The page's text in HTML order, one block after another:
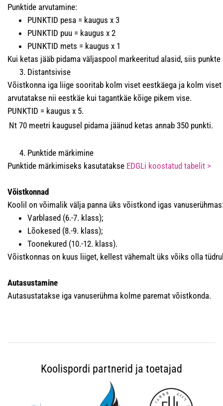
Punktide arvutamine:
PUNKTID pesa = kaugus x 3
PUNKTID puu = kaugus x 2
PUNKTID mets = kaugus x 1
Kui ketas jääb pidama väljaspool markeeritud alasid, siis
Distantsivise
Võistkonna iga liige sooritab kolm viset eestkäega ja kolm
arvutatakse nii eestkäe kui tagantkäe kõige pikem vise.
PUNKTID = kaugus x 5.
Nt 70 meetri kaugusel pidama jäänud ketas annab 350 punkti.
Punktide märkimine
Punktide märkimiseks kasutatakse EDGLi koostatud tabelit >
Võistkonnad
Koolil on võimalik välja panna üks võistkond igas
Varblased (6.-7. klass);
Lõokesed (8.-9. klass);
Toonekured (10.-12. klass).
Võistkonnas on kuus liiget, kellest vähemalt üks võiks olla
Autasustamine
Autasustatakse iga vanuserühma kolme paremat võistkonda.
Koolispordi partnerid ja toetajad